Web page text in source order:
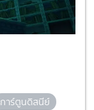
การ์ตูนดิสนีย์